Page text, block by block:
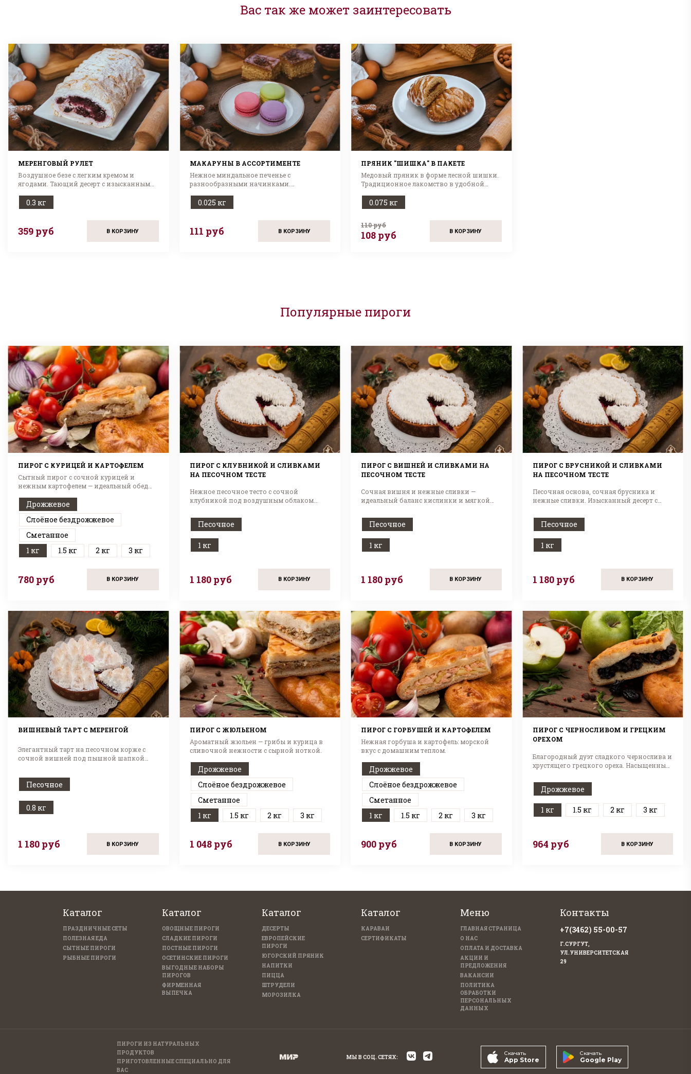
Вас так же может заинтересовать
МЕРЕНГОВЫЙ РУЛЕТ
Воздушное безе с легким кремом и
ягодами. Тающий десерт с изысканным
0.3 кг
359 руб В КОРЗИНУ
МАКАРУНЫ В АССОРТИМЕНТЕ
Нежное миндальное печенье с
разнообразными начинками.
0.025 кг
111 руб В КОРЗИНУ
ПРЯНИК "ШИШКА" В ПАКЕТЕ
Медовый пряник в форме лесной шишки.
Традиционное лакомство в удобной
0.075 кг
110 руб
108 руб В КОРЗИНУ
Популярные пироги
ПИРОГ С КУРИЦЕЙ И КАРТОФЕЛЕМ
Сытный пирог с сочной курицей и
нежным картофелем — идеальный обед
Дрожжевое
Слоёное бездрожжевое
Сметанное
1 кг
1.5 кг 2 кг 3 кг
780 руб В КОРЗИНУ
ПИРОГ С КЛУБНИКОЙ И СЛИВКАМИ
НА ПЕСОЧНОМ ТЕСТЕ
Нежное песочное тесто с сочной
клубникой под воздушным облаком
Песочное
1 кг
1 180 руб В КОРЗИНУ
ПИРОГ С ВИШНЕЙ И СЛИВКАМИ НА
ПЕСОЧНОМ ТЕСТЕ
Сочная вишня и нежные сливки —
идеальный баланс кислинки и мягкой
Песочное
1 кг
1 180 руб В КОРЗИНУ
ПИРОГ С БРУСНИКОЙ И СЛИВКАМИ
НА ПЕСОЧНОМ ТЕСТЕ
Песочная основа, сочная брусника и
нежные сливки. Изысканный десерт с
Песочное
1 кг
1 180 руб В КОРЗИНУ
ВИШНЕВЫЙ ТАРТ С МЕРЕНГОЙ
Элегантный тарт на песочном корже с
сочной вишней под пышной шапкой
Песочное
0.8 кг
1 180 руб В КОРЗИНУ
ПИРОГ С ЖЮЛЬЕНОМ
Ароматный жюльен — грибы и курица в
сливочной нежности с сырной ноткой.
Дрожжевое
Слоёное бездрожжевое
Сметанное
1 кг
1.5 кг 2 кг 3 кг
1 048 руб В КОРЗИНУ
ПИРОГ С ГОРБУШЕЙ И КАРТОФЕЛЕМ
Нежная горбуша и картофель: морской
вкус с домашним теплом.
Дрожжевое
Слоёное бездрожжевое
Сметанное
1 кг
1.5 кг 2 кг 3 кг
900 руб В КОРЗИНУ
ПИРОГ С ЧЕРНОСЛИВОМ И ГРЕЦКИМ
ОРЕХОМ
Благородный дуэт сладкого чернослива и
хрустящего грецкого ореха. Насыщенный
Дрожжевое
1 кг 1.5 кг 2 кг 3 кг
964 руб В КОРЗИНУ
Каталог
ПРАЗДНИЧНЫЕ СЕТЫ
ПОЛЕЗНАЯ ЕДА
СЫТНЫЕ ПИРОГИ
РЫБНЫЕ ПИРОГИ
Каталог
ОВОЩНЫЕ ПИРОГИ
СЛАДКИЕ ПИРОГИ
ПОСТНЫЕ ПИРОГИ
ОСЕТИНСКИЕ ПИРОГИ
ВЫГОДНЫЕ НАБОРЫ
ПИРОГОВ
ФИРМЕННАЯ
ВЫПЕЧКА
Каталог
ДЕСЕРТЫ
ЕВРОПЕЙСКИЕ
ПИРОГИ
ЮГОРСКИЙ ПРЯНИК
НАПИТКИ
ПИЦЦА
ШТРУДЕЛИ
МОРОЗИЛКА
Каталог
КАРАВАИ
СЕРТИФИКАТЫ
Меню
ГЛАВНАЯ СТРАНИЦА
О НАС
ОПЛАТА И ДОСТАВКА
АКЦИИ И
ПРЕДЛОЖЕНИЯ
ВАКАНСИИ
ПОЛИТИКА
ОБРАБОТКИ
ПЕРСОНАЛЬНЫХ
ДАННЫХ
Контакты
+7(3462) 55-00-57
Г.СУРГУТ,
УЛ.УНИВЕРСИТЕТСКАЯ
29
ПИРОГИ ИЗ НАТУРАЛЬНЫХ
ПРОДУКТОВ
ПРИГОТОВЛЕННЫЕ CПЕЦИАЛЬНО ДЛЯ
ВАС
МЫ В СОЦ. СЕТЯХ:
Скачать
App Store
Скачать
Google Play